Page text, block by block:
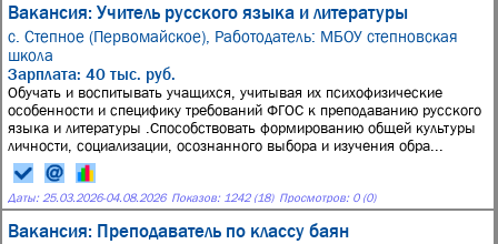
Вакансия: Учитель русского языка и литературы
с. Степное (Первомайское), Работодатель: МБОУ степновская
школа
Зарплата: 40 тыс. руб.
Обучать и воспитывать учащихся, учитывая их психофизические
особенности и специфику требований ФГОС к преподаванию русского
языка и литературы .Способствовать формированию общей культуры
личности, социализации, осознанного выбора и изучения обра...
Даты: 25.03.2026-04.08.2026 Показов: 1242 (18) Просмотров: 0 (0)
Вакансия: Преподаватель по классу баян